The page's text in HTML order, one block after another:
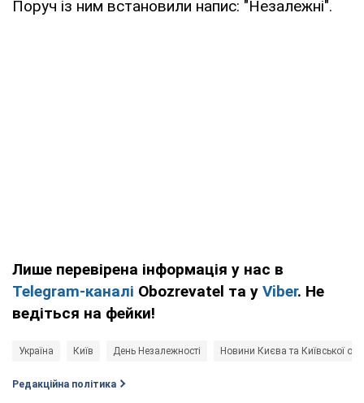
Поруч із ним встановили напис: "Незалежні".
Лише перевірена інформація у нас в
Telegram-каналі Obozrevatel та у Viber. Не
ведіться на фейки!
Україна Київ День Незалежності Новини Києва та Київської
Редакційна політика